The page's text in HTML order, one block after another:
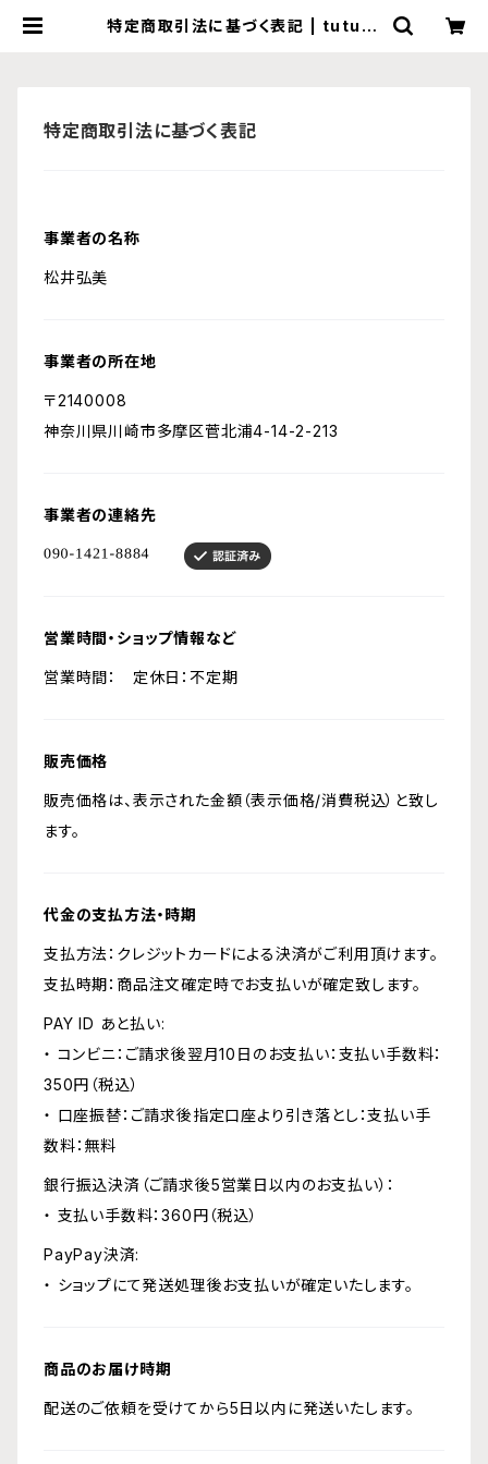
特定商取引法に基づく表記 | tututu
特定商取引法に基づく表記
事業者の名称
松井弘美
事業者の所在地
〒2140008
神奈川県川崎市多摩区菅北浦4-14-2-213
事業者の連絡先
営業時間・ショップ情報など
営業時間： 定休日：不定期
販売価格
販売価格は、表示された金額（表示価格/消費税込）と致し
ます。
代金の支払方法・時期
支払方法：クレジットカードによる決済がご利用頂けます。
支払時期：商品注文確定時でお支払いが確定致します。
PAY ID あと払い:
・ コンビニ：ご請求後翌月10日のお支払い：支払い手数料：
350円（税込）
・ 口座振替：ご請求後指定口座より引き落とし：支払い手
数料：無料
銀行振込決済（ご請求後5営業日以内のお支払い）：
・ 支払い手数料：360円（税込）
PayPay決済:
・ ショップにて発送処理後お支払いが確定いたします。
商品のお届け時期
配送のご依頼を受けてから5日以内に発送いたします。